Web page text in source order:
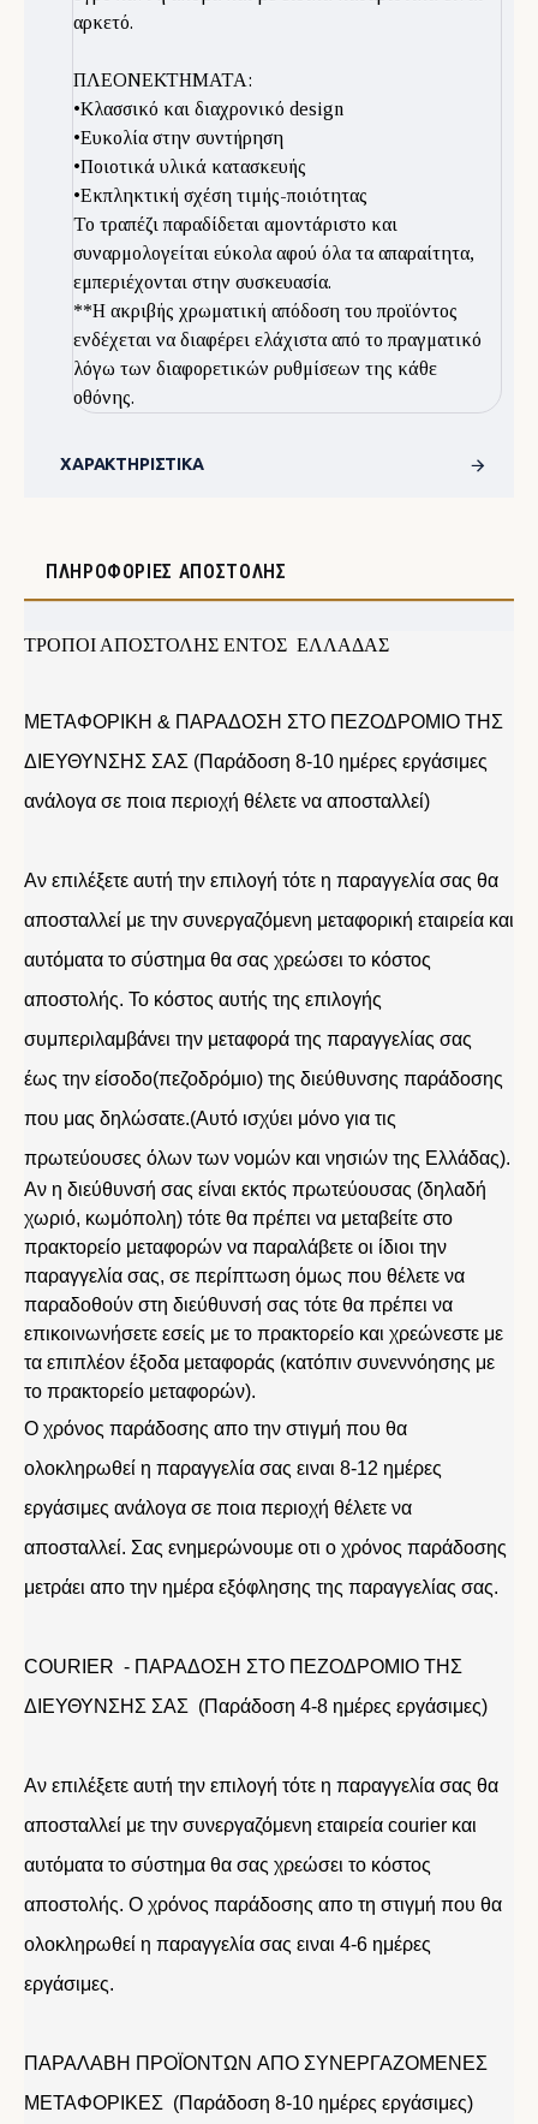
αρκετό.
ΠΛΕΟΝΕΚΤΗΜΑΤΑ:
•Κλασσικό και διαχρονικό design
•Ευκολία στην συντήρηση
•Ποιοτικά υλικά κατασκευής
•Εκπληκτική σχέση τιμής-ποιότητας
To τραπέζι παραδίδεται αμοντάριστο και
συναρμολογείται εύκολα αφού όλα τα απαραίτητα,
εμπεριέχονται στην συσκευασία.
**Η ακριβής χρωματική απόδοση του προϊόντος
ενδέχεται να διαφέρει ελάχιστα από το πραγματικό
λόγω των διαφορετικών ρυθμίσεων της κάθε
οθόνης.
ΧΑΡΑΚΤΗΡΙΣΤΙΚΆ
ΠΛΗΡΟΦΟΡΊΕΣ ΑΠΟΣΤΟΛΉΣ
ΤΡΟΠΟΙ ΑΠΟΣΤΟΛΗΣ ΕΝΤΟΣ ΕΛΛΑΔΑΣ
ΜΕΤΑΦΟΡΙΚΗ & ΠΑΡΑΔΟΣΗ ΣΤΟ ΠΕΖΟΔΡΟΜΙΟ ΤΗΣ
ΔΙΕΥΘΥΝΣΗΣ ΣΑΣ (Παράδοση 8-10 ημέρες εργάσιμες
ανάλογα σε ποια περιοχή θέλετε να αποσταλλεί)
Αν επιλέξετε αυτή την επιλογή τότε η παραγγελία σας θα
αποσταλλεί με την συνεργαζόμενη μεταφορική εταιρεία και
αυτόματα το σύστημα θα σας χρεώσει το κόστος
αποστολής. Το κόστος αυτής της επιλογής
συμπεριλαμβάνει την μεταφορά της παραγγελίας σας
έως την είσοδο(πεζοδρόμιο) της διεύθυνσης παράδοσης
που μας δηλώσατε.(Αυτό ισχύει μόνο για τις
πρωτεύουσες όλων των νομών και νησιών της Ελλάδας).
Αν η διεύθυνσή σας είναι εκτός πρωτεύουσας (δηλαδή
χωριό, κωμόπολη) τότε θα πρέπει να μεταβείτε στο
πρακτορείο μεταφορών να παραλάβετε οι ίδιοι την
παραγγελία σας, σε περίπτωση όμως που θέλετε να
παραδοθούν στη διεύθυνσή σας τότε θα πρέπει να
επικοινωνήσετε εσείς με το πρακτορείο και χρεώνεστε με
τα επιπλέον έξοδα μεταφοράς (κατόπιν συνεννόησης με
το πρακτορείο μεταφορών).
Ο χρόνος παράδοσης απο την στιγμή που θα
ολοκληρωθεί η παραγγελία σας ειναι 8-12 ημέρες
εργάσιμες ανάλογα σε ποια περιοχή θέλετε να
αποσταλλεί. Σας ενημερώνουμε οτι ο χρόνος παράδοσης
μετράει απο την ημέρα εξόφλησης της παραγγελίας σας.
COURIER - ΠΑΡΑΔΟΣΗ ΣΤΟ ΠΕΖΟΔΡΟΜΙΟ ΤΗΣ
ΔΙΕΥΘΥΝΣΗΣ ΣΑΣ (Παράδοση 4-8 ημέρες εργάσιμες)
Αν επιλέξετε αυτή την επιλογή τότε η παραγγελία σας θα
αποσταλλεί με την συνεργαζόμενη εταιρεία courier και
αυτόματα το σύστημα θα σας χρεώσει το κόστος
αποστολής. Ο χρόνος παράδοσης απο τη στιγμή που θα
ολοκληρωθεί η παραγγελία σας ειναι 4-6 ημέρες
εργάσιμες.
ΠΑΡΑΛΑΒΗ ΠΡΟΪΟΝΤΩΝ ΑΠΟ ΣΥΝΕΡΓΑΖΟΜΕΝΕΣ
ΜΕΤΑΦΟΡΙΚΕΣ (Παράδοση 8-10 ημέρες εργάσιμες)